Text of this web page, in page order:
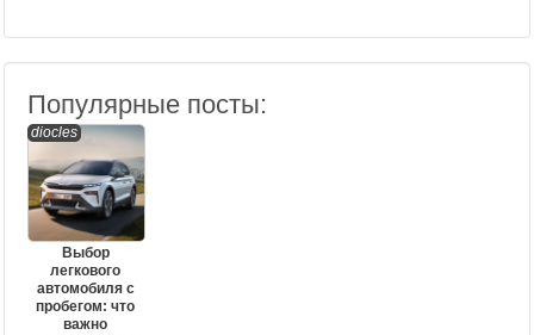
Популярные посты:
diocles
Выбор
легкового
автомобиля с
пробегом: что
важно